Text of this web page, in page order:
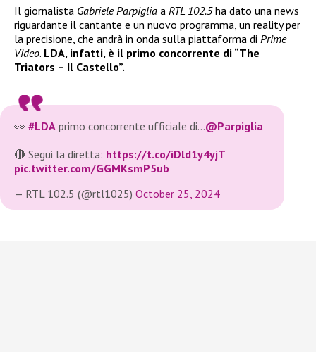
Il giornalista Gabriele Parpiglia a RTL 102.5ha dato una news
riguardante il cantante e un nuovo programma, un reality per
la precisione, che andrà in onda sulla piattaforma di Prime
Video. LDA, infatti, è il primo concorrente di “The
Triators – Il Castello”.
👀 #LDA primo concorrente ufficiale di…@Parpiglia
🔴 Segui la diretta: https://t.co/iDld1y4yjT
pic.twitter.com/GGMKsmP5ub
— RTL 102.5 (@rtl1025) October 25, 2024